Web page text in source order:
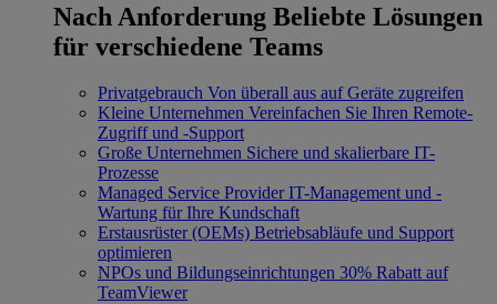
Nach Anforderung Beliebte Lösungen
für verschiedene Teams
Privatgebrauch Von überall aus auf Geräte zugreifen
Kleine Unternehmen Vereinfachen Sie Ihren Remote-
Zugriff und -Support
Große Unternehmen Sichere und skalierbare IT-
Prozesse
Managed Service Provider IT-Management und -
Wartung für Ihre Kundschaft
Erstausrüster (OEMs) Betriebsabläufe und Support
optimieren
NPOs und Bildungseinrichtungen 30% Rabatt auf
TeamViewer